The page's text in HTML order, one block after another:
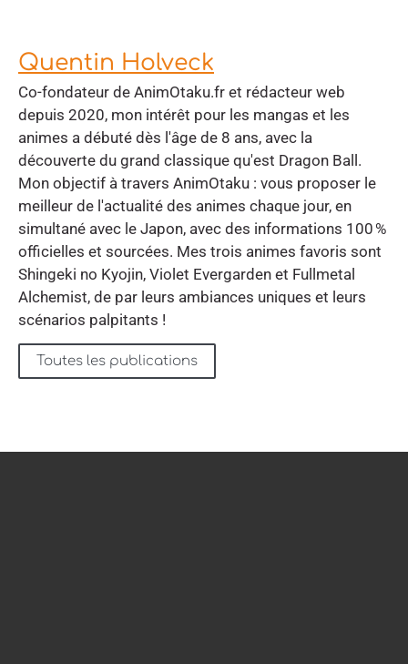
Quentin Holveck
Co-fondateur de AnimOtaku.fr et rédacteur web
depuis 2020, mon intérêt pour les mangas et les
animes a débuté dès l'âge de 8 ans, avec la
découverte du grand classique qu'est Dragon Ball.
Mon objectif à travers AnimOtaku : vous proposer le
meilleur de l'actualité des animes chaque jour, en
simultané avec le Japon, avec des informations 100 %
officielles et sourcées. Mes trois animes favoris sont
Shingeki no Kyojin, Violet Evergarden et Fullmetal
Alchemist, de par leurs ambiances uniques et leurs
scénarios palpitants !
Toutes les publications